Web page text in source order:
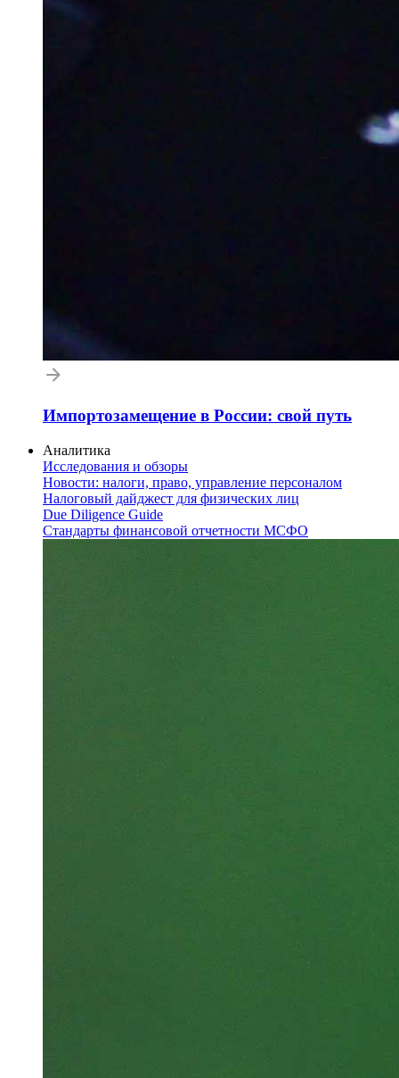
Импортозамещение в России: свой путь
Аналитика
Исследования и обзоры
Новости: налоги, право, управление персоналом
Налоговый дайджест для физических лиц
Due Diligence Guide
Стандарты финансовой отчетности МСФО